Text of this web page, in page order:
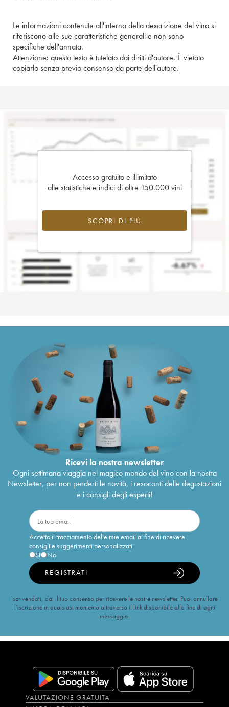
Le informazioni contenute all'interno della descrizione del vino si
riferiscono alle sue caratteristiche generali e non sono
specifiche dell'annata.
Attenzione: questo testo è tutelato dai diritti d'autore. È vietato
copiarlo senza previo consenso da parte dell'autore.
Accesso gratuito e illimitato
alle statistiche e indici di oltre 150.000 vini
SCOPRI DI PIÙ
Ricevi la nostra newsletter
Ogni settimana viaggia nel magico mondo del vino con la nostra
Newsletter, per non perderti le novità, i resoconti delle degustazioni
e i consigli degli esperti!
Accetto il tracciamento delle mie email al fine di ricevere
consigli e suggerimenti personalizzati
Sì
No
REGISTRATI
Iscrivendoti, dai il tuo consenso per ricevere le nostre newsletter. Puoi annullare
l’iscrizione in qualsiasi momento attraverso il link disponibile alla fine di ogni
messaggio.
VALUTAZIONE GRATUITA